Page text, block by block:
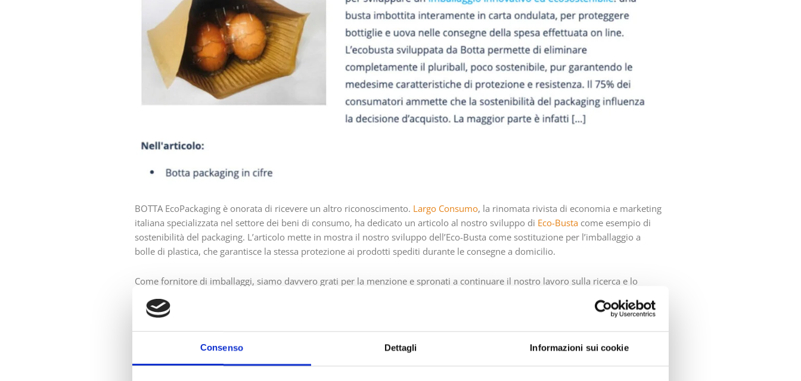
Consenso Dettagli Informazioni sui cookie
BOTTA EcoPackaging è onorata di ricevere un altro riconoscimento. Largo Consumo, la rinomata rivista di economia e marketing
italiana specializzata nel settore dei beni di consumo, ha dedicato un articolo al nostro sviluppo di Eco-Busta come esempio di
sostenibilità del packaging. L’articolo mette in mostra il nostro sviluppo dell’Eco-Busta come sostituzione per l’imballaggio a
bolle di plastica, che garantisce la stessa protezione ai prodotti spediti durante le consegne a domicilio.
Come fornitore di imballaggi, siamo davvero grati per la menzione e spronati a continuare il nostro lavoro sulla ricerca e lo
PREVIOUS NEXT